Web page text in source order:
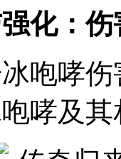
化：
咆哮
哮及